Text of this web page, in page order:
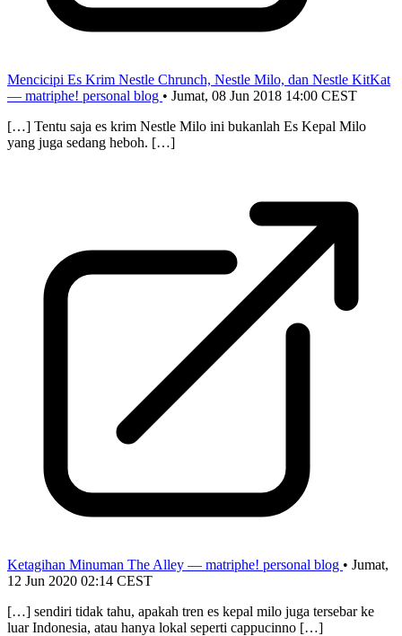
Mencicipi Es Krim Nestle Chrunch, Nestle Milo, dan Nestle KitKat
— matriphe! personal blog • Jumat, 08 Jun 2018 14:00 CEST
[…] Tentu saja es krim Nestle Milo ini bukanlah Es Kepal Milo
yang juga sedang heboh. […]
Ketagihan Minuman The Alley — matriphe! personal blog • Jumat,
12 Jun 2020 02:14 CEST
[…] sendiri tidak tahu, apakah tren es kepal milo juga tersebar ke
luar Indonesia, atau hanya lokal seperti cappucinno […]